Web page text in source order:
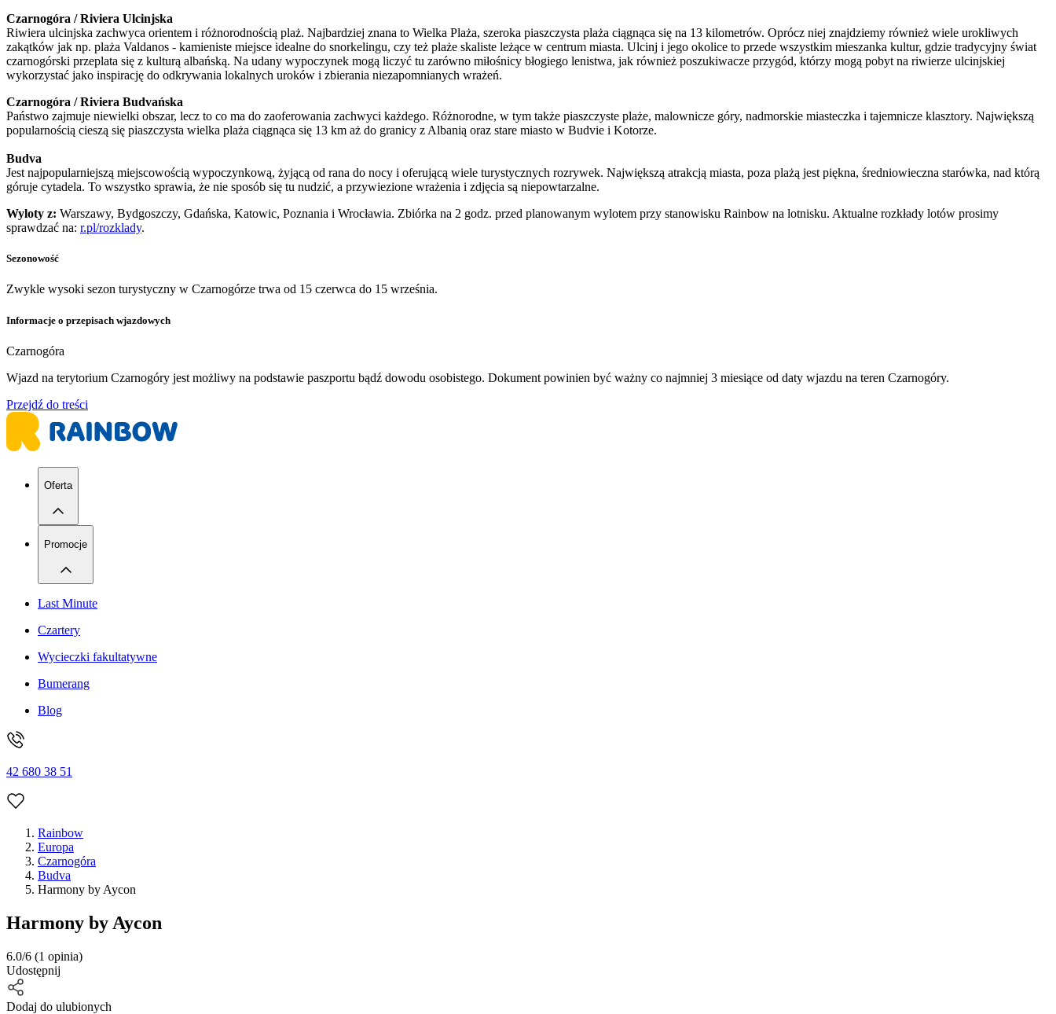
Czarnogóra / Riviera Ulcinjska
Riwiera ulcinjska zachwyca orientem i różnorodnością plaż. Najbardziej znana to Wielka Plaża, szeroka piaszczysta plaża ciągnąca się na 13 kilometrów. Oprócz niej znajdziemy również wiele urokliwych
zakątków jak np. plaża Valdanos - kamieniste miejsce idealne do snorkelingu, czy też plaże skaliste leżące w centrum miasta. Ulcinj i jego okolice to przede wszystkim mieszanka kultur, gdzie tradycyjny świat
czarnogórski przeplata się z kulturą albańską. Na udany wypoczynek mogą liczyć tu zarówno miłośnicy błogiego lenistwa, jak również poszukiwacze przygód, którzy mogą pobyt na riwierze ulcinjskiej
wykorzystać jako inspirację do odkrywania lokalnych uroków i zbierania niezapomnianych wrażeń.
Czarnogóra / Riviera Budvańska
Państwo zajmuje niewielki obszar, lecz to co ma do zaoferowania zachwyci każdego. Różnorodne, w tym także piaszczyste plaże, malownicze góry, nadmorskie miasteczka i tajemnicze klasztory. Największą
popularnością cieszą się piaszczysta wielka plaża ciągnąca się 13 km aż do granicy z Albanią oraz stare miasto w Budvie i Kotorze.
Budva
Jest najpopularniejszą miejscowością wypoczynkową, żyjącą od rana do nocy i oferującą wiele turystycznych rozrywek. Największą atrakcją miasta, poza plażą jest piękna, średniowieczna starówka, nad którą
góruje cytadela. To wszystko sprawia, że nie sposób się tu nudzić, a przywiezione wrażenia i zdjęcia są niepowtarzalne.
Wyloty z: Warszawy, Bydgoszczy, Gdańska, Katowic, Poznania i Wrocławia. Zbiórka na 2 godz. przed planowanym wylotem przy stanowisku Rainbow na lotnisku. Aktualne rozkłady lotów prosimy
sprawdzać na: r.pl/rozklady.
Sezonowość
Zwykle wysoki sezon turystyczny w Czarnogórze trwa od 15 czerwca do 15 września.
Informacje o przepisach wjazdowych
Czarnogóra
Wjazd na terytorium Czarnogóry jest możliwy na podstawie paszportu bądź dowodu osobistego. Dokument powinien być ważny co najmniej 3 miesiące od daty wjazdu na teren Czarnogóry.
Przejdź do treści
Oferta
Promocje
Last Minute
Czartery
Wycieczki fakultatywne
Bumerang
Blog
42 680 38 51
Rainbow
Europa
Czarnogóra
Budva
Harmony by Aycon
Harmony by Aycon
6.0/6 (1 opinia)
Udostępnij
Dodaj do ulubionych